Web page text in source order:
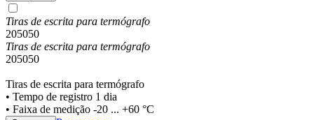
Tiras de escrita para termógrafo
205050
Tiras de escrita para termógrafo
205050
Tiras de escrita para termógrafo
• Tempo de registro 1 dia
• Faixa de medição -20 ... +60 °C